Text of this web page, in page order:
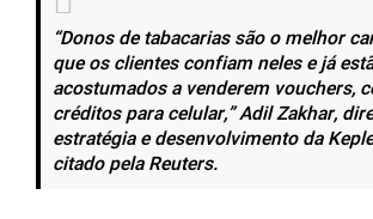
“Donos de tabacarias são o melhor
que os clientes confiam neles e já
acostumados a venderem vouchers,
créditos para celular,”Adil Zakhar,
estratégia e desenvolvimento da
citado pela Reuters.